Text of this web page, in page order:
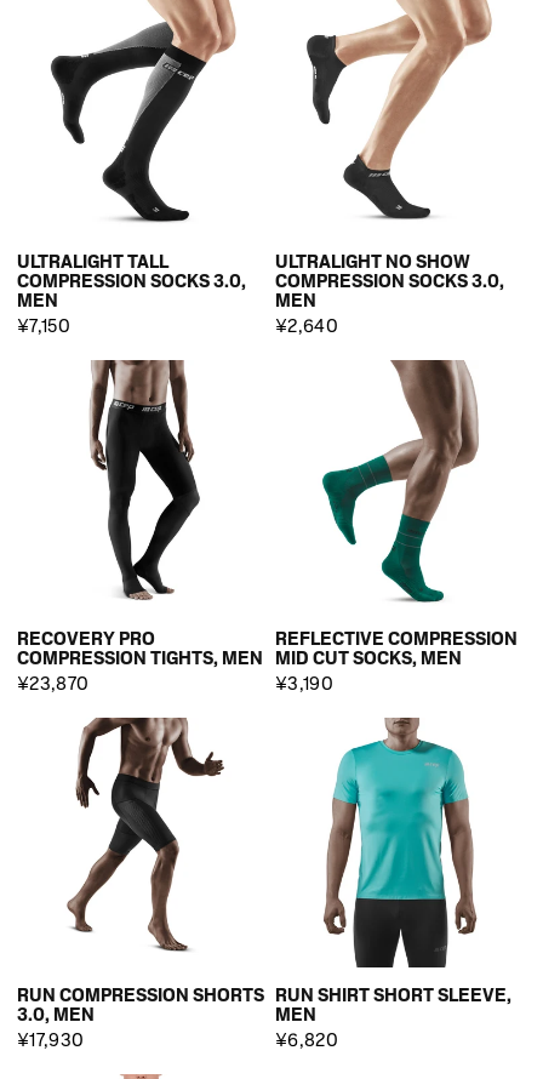
ULTRALIGHT TALL
COMPRESSION SOCKS 3.0,
MEN
¥7,150
ULTRALIGHT NO SHOW
COMPRESSION SOCKS 3.0,
MEN
¥2,640
RECOVERY PRO
COMPRESSION TIGHTS, MEN
¥23,870
REFLECTIVE COMPRESSION
MID CUT SOCKS, MEN
¥3,190
RUN COMPRESSION SHORTS
3.0, MEN
¥17,930
RUN SHIRT SHORT SLEEVE,
MEN
¥6,820